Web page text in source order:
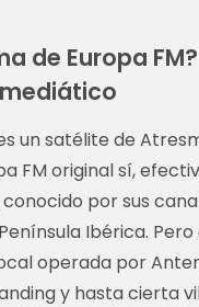
de Europa
un satélite de
FM original sí,
por sus
Ibérica.
operada por
y hasta cierta